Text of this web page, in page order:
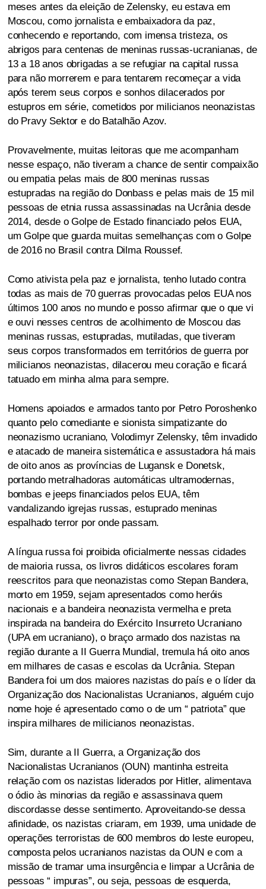
meses antes da eleição de Zelensky, eu estava em
Moscou, como jornalista e embaixadora da paz,
conhecendo e reportando, com imensa tristeza, os
abrigos para centenas de meninas russas-ucranianas, de
13 a 18 anos obrigadas a se refugiar na capital russa
para não morrerem e para tentarem recomeçar a vida
após terem seus corpos e sonhos dilacerados por
estupros em série, cometidos por milicianos neonazistas
do Pravy Sektor e do Batalhão Azov.
Provavelmente, muitas leitoras que me acompanham
nesse espaço, não tiveram a chance de sentir compaixão
ou empatia pelas mais de 800 meninas russas
estupradas na região do Donbass e pelas mais de 15 mil
pessoas de etnia russa assassinadas na Ucrânia desde
2014, desde o Golpe de Estado financiado pelos EUA,
um Golpe que guarda muitas semelhanças com o Golpe
de 2016 no Brasil contra Dilma Roussef.
Como ativista pela paz e jornalista, tenho lutado contra
todas as mais de 70 guerras provocadas pelos EUA nos
últimos 100 anos no mundo e posso afirmar que o que vi
e ouvi nesses centros de acolhimento de Moscou das
meninas russas, estupradas, mutiladas, que tiveram
seus corpos transformados em territórios de guerra por
milicianos neonazistas, dilacerou meu coração e ficará
tatuado em minha alma para sempre.
Homens apoiados e armados tanto por Petro Poroshenko
quanto pelo comediante e sionista simpatizante do
neonazismo ucraniano, Volodimyr Zelensky, têm invadido
e atacado de maneira sistemática e assustadora há mais
de oito anos as províncias de Lugansk e Donetsk,
portando metralhadoras automáticas ultramodernas,
bombas e jeeps financiados pelos EUA, têm
vandalizando igrejas russas, estuprado meninas
espalhado terror por onde passam.
A língua russa foi proibida oficialmente nessas cidades
de maioria russa, os livros didáticos escolares foram
reescritos para que neonazistas como Stepan Bandera,
morto em 1959, sejam apresentados como heróis
nacionais e a bandeira neonazista vermelha e preta
inspirada na bandeira do Exército Insurreto Ucraniano
(UPA em ucraniano), o braço armado dos nazistas na
região durante a II Guerra Mundial, tremula há oito anos
em milhares de casas e escolas da Ucrânia. Stepan
Bandera foi um dos maiores nazistas do país e o líder da
Organização dos Nacionalistas Ucranianos, alguém cujo
nome hoje é apresentado como o de um “ patriota” que
inspira milhares de milicianos neonazistas.
Sim, durante a II Guerra, a Organização dos
Nacionalistas Ucranianos (OUN) mantinha estreita
relação com os nazistas liderados por Hitler, alimentava
o ódio às minorias da região e assassinava quem
discordasse desse sentimento. Aproveitando-se dessa
afinidade, os nazistas criaram, em 1939, uma unidade de
operações terroristas de 600 membros do leste europeu,
composta pelos ucranianos nazistas da OUN e com a
missão de tramar uma insurgência e limpar a Ucrânia de
pessoas “ impuras”, ou seja, pessoas de esquerda,